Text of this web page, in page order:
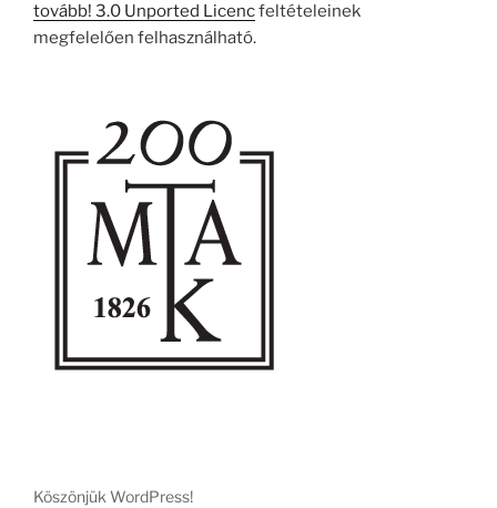
tovább! 3.0 Unported Licencfeltételeinek
megfelelően felhasználható.
Köszönjük WordPress!